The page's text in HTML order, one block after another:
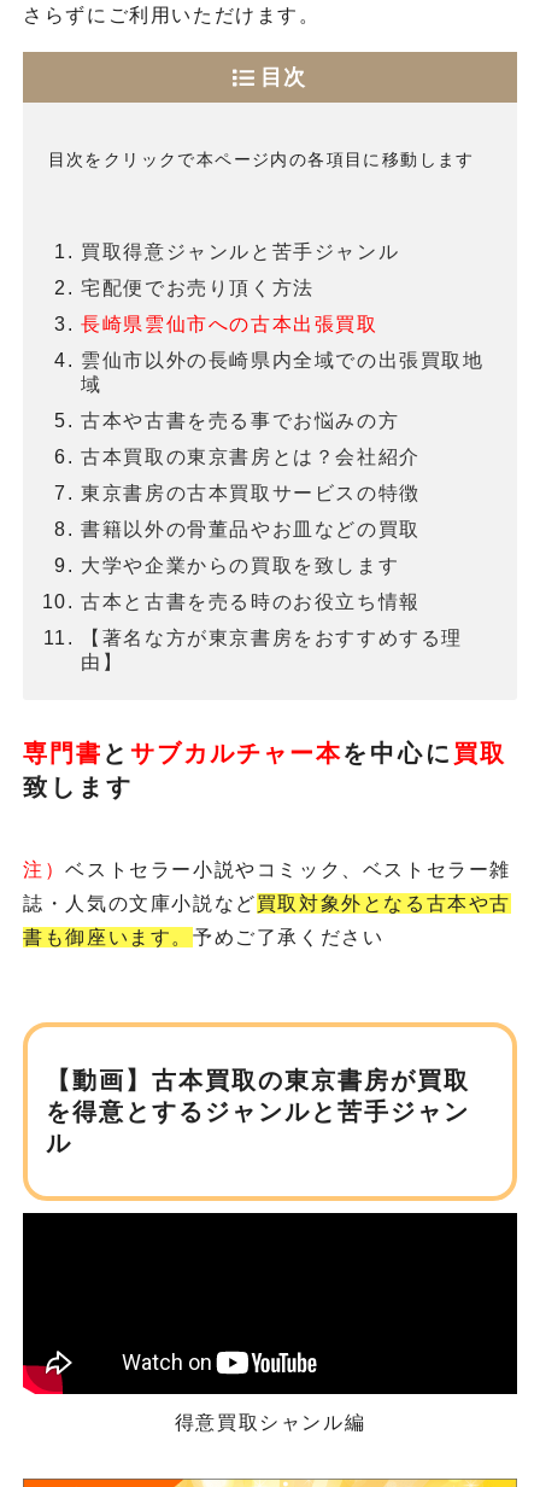
さらずにご利用いただけます。
目次
目次をクリックで本ページ内の各項目に移動します
買取得意ジャンルと苦手ジャンル
宅配便でお売り頂く方法
長崎県雲仙市への古本出張買取
雲仙市以外の長崎県内全域での出張買取地
域
古本や古書を売る事でお悩みの方
古本買取の東京書房とは？会社紹介
東京書房の古本買取サービスの特徴
書籍以外の骨董品やお皿などの買取
大学や企業からの買取を致します
古本と古書を売る時のお役立ち情報
【著名な方が東京書房をおすすめする理
由】
専門書 とサブカルチャー本を 中心に 買取
致します
注）ベストセラー小説やコミック、ベストセラー雑
誌・人気の文庫小説など買取対象外となる古本や古
書も御座います。 予めご了承ください
【動画】古本買取の東京書房が買取
を得意とするジャンルと苦手ジャン
ル
得意買取シャンル編